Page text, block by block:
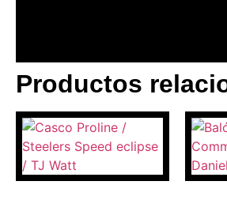
BANNER CON
Click Here
Productos